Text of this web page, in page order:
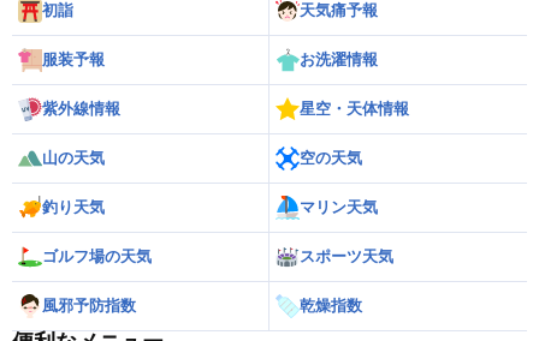
初詣 天気痛予報
服装予報 お洗濯情報
紫外線情報 星空・天体情報
山の天気 空の天気
釣り天気 マリン天気
ゴルフ場の天気 スポーツ天気
風邪予防指数 乾燥指数